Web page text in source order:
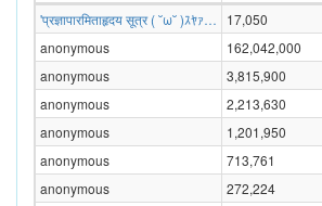
'प्रज्ञापारमिताहृदय सूत्र ( ˘ω˘ )ｽﾔｧ… 17,050
anonymous
162,042,000
anonymous
3,815,900
anonymous
2,213,630
anonymous
1,201,950
anonymous
713,761
anonymous
272,224